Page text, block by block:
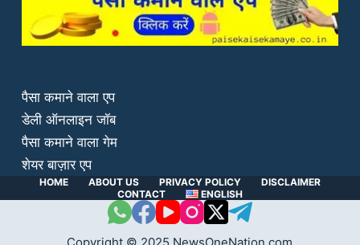
पैसा कमाने वाला एप
डेली ऑनलाइन जॉब
पैसा कमाने वाला गेम
शेयर बाज़ार एप
HOME ABOUT US PRIVACY POLICY
DISCLAIMER
CONTACT
ENGLISH